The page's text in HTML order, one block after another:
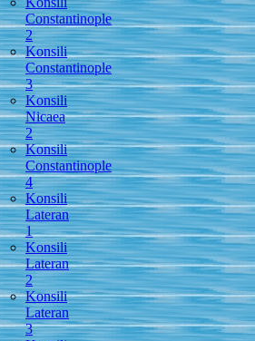
Constantinople
2
Konsili
Constantinople
3
Konsili
Nicaea
2
Konsili
Constantinople
4
Konsili
Lateran
1
Konsili
Lateran
2
Konsili
Lateran
3